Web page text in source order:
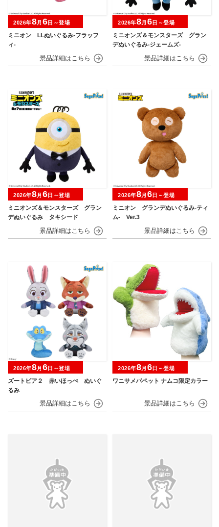
ミニオン LLぬいぐるみ‐フラッフ
ィ‐
2026年8月 6日～登場
ミニオンズ＆モンスターズ グラン
デぬいぐるみ‐ジェームズ‐
2026年8月 6日～登場
ミニオンズ＆モンスターズ グラン
デぬいぐるみ タキシード
2026年8月 6 日～登場
ミニオン グランデぬいぐるみ‐ティ
ム‐ Ver.3
2026年8月 6 日～登場
ズートピア２ 赤いほっぺ ぬいぐ
るみ
2026年8月 6日～登場
ワニサメパペット ナムコ限定カラー
2026年8月 6日～登場